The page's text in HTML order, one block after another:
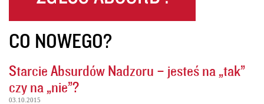
CO NOWEGO?
Starcie Absurdów Nadzoru – jesteś na „tak”
czy na „nie”?
03.10.2015